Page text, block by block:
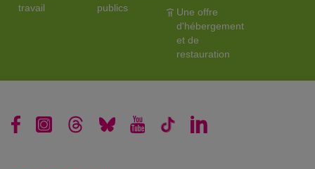
travail
publics
Une offre
d'hébergement
et de
restauration